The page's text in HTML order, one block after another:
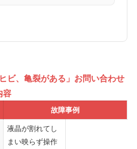
ビ、亀裂がある」お問い合わせ
容
故障事例
液晶が割れてし
まい映らず操作